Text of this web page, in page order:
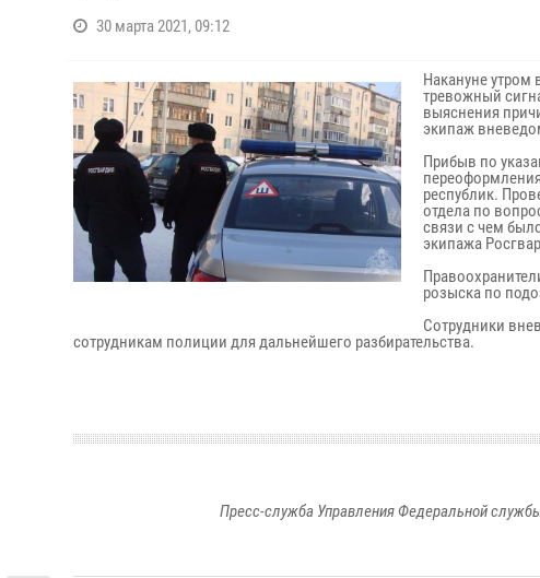
30 марта 2021, 09:12
Накануне утром
тревожный
выяснения
экипаж
Прибыв по
республик.
отдела по
связи с чем
экипажа
розыска по
Сотрудники
сотрудникам полиции для дальнейшего разбирательства.
Пресс-служба Управления Федеральной